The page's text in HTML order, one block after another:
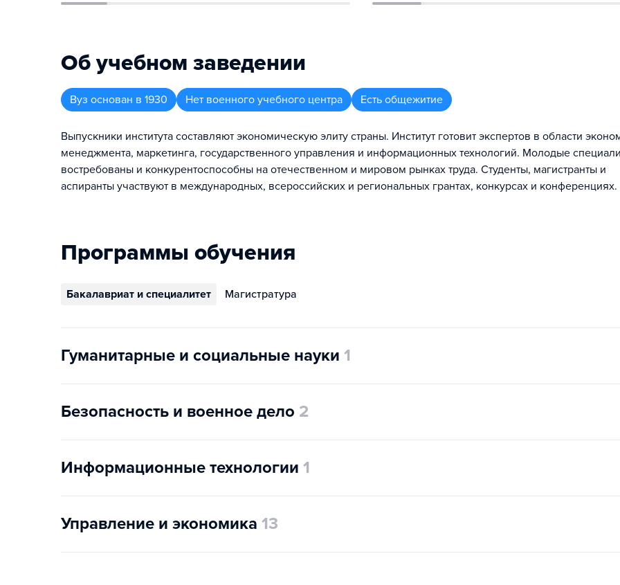
Об учебном заведении
Вуз основан в 1930 Нет военного учебного центра Есть общежитие
Выпускники института составляют экономическую элиту страны. Институт готовит экспертов в области
менеджмента, маркетинга, государственного управления и информационных технологий. Молодые
востребованы и конкурентоспособны на отечественном и мировом рынках труда. Студенты, магистранты и
аспиранты участвуют в международных, всероссийских и региональных грантах, конкурсах и конференциях.
Программы обучения
Бакалавриат и специалитет Магистратура
Гуманитарные и социальные науки 1
Безопасность и военное дело 2
Информационные технологии 1
Управление и экономика 13